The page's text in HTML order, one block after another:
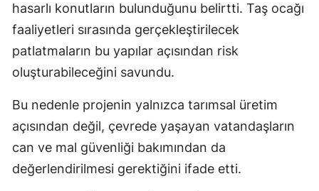
hasarlı konutların bulunduğunu belirtti. Taş ocağı
faaliyetleri sırasında gerçekleştirilecek
patlatmaların bu yapılar açısından risk
oluşturabileceğini savundu.
Bu nedenle projenin yalnızca tarımsal üretim
açısından değil, çevrede yaşayan vatandaşların
can ve mal güvenliği bakımından da
değerlendirilmesi gerektiğini ifade etti.